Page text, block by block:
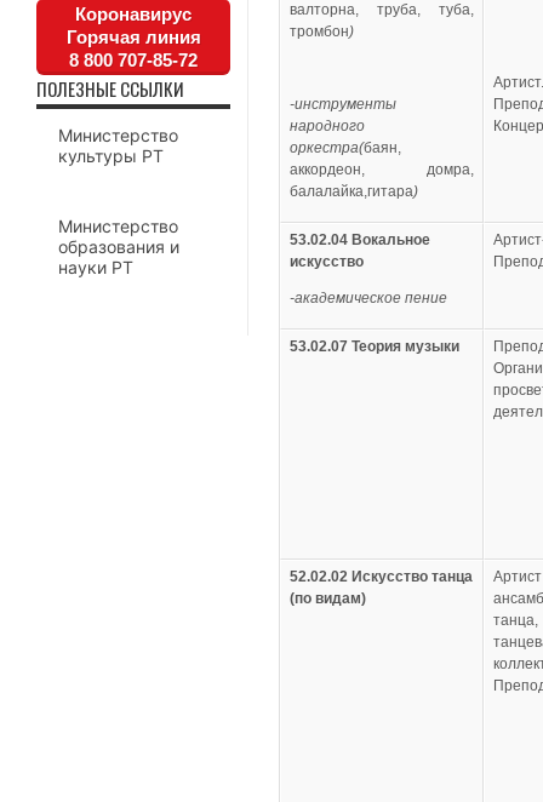
валторна, труба, туба,
тромбон)
-инструменты
народного
оркестра(баян,
аккордеон, домра,
балалайка,гитара)
Артист.
53.02.04 Вокальное
искусство
-академическое пение
53.02.07 Теория музыки
52.02.02 Искусство танца
(по видам)
танца,
Коронавирус
Горячая линия
8 800 707-85-72
ПОЛЕЗНЫЕ ССЫЛКИ
Министерство
культуры РТ
Министерство
образования и
науки РТ